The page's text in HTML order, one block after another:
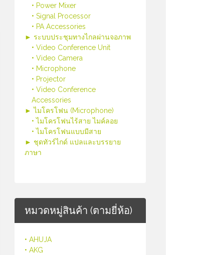
• Power Mixer
• Signal Processor
• PA Accessories
► ระบบประชุมทางไกลผ่านจอภาพ
• Video Conference Unit
• Video Camera
• Microphone
• Projector
• Video Conference
Accessories
► ไมโครโฟน (Microphone)
• ไมโครโฟนไร้สาย ไมค์ลอย
• ไมโครโฟนแบบมีสาย
► ชุดทัวร์ไกด์ แปลและบรรยาย
ภาษา
หมวดหมู่สินค้า (ตามยี่ห้อ)
• AHUJA
• AKG